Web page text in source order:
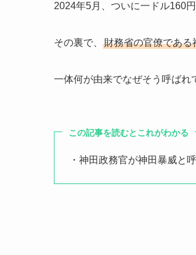
2024年5月、ついに一ドル160
その裏で、 財務省の官僚である
一体何が由来でなぜそう呼ばれ
この記事を読むとこれがわかる
・神田政務官が神田暴威と